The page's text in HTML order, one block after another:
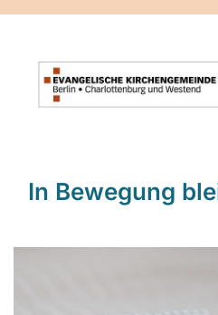
In Bewegung